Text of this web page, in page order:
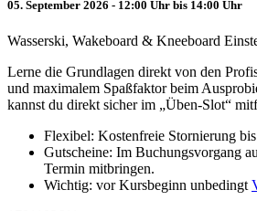
05. September 2026 - 12:00 Uhr bis 14:00 Uhr
Wasserski, Wakeboard & Kneeboard
Lerne die Grundlagen direkt von den
und maximalem Spaßfaktor beim
kannst du direkt sicher im „Üben-Slot“
Flexibel: Kostenfreie Stornierung
Gutscheine: Im Buchungsvorgang
Termin mitbringen.
Wichtig: vor Kursbeginn unbedingt